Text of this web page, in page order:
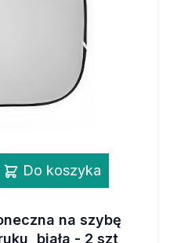
Do koszyka
na szybę
biała - 2 szt